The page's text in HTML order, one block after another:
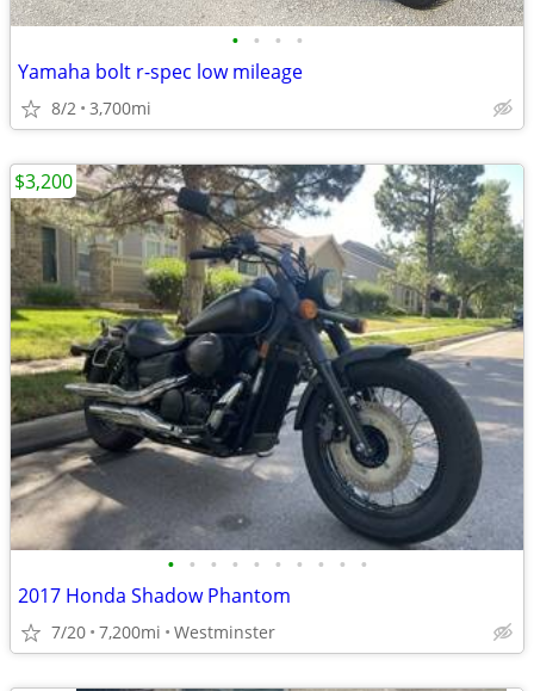
• • • •
Yamaha bolt r-spec low mileage
8/2 3,700mi
• • • • • • • • • •
2017 Honda Shadow Phantom
7/20 7,200mi Westminster
$3,200